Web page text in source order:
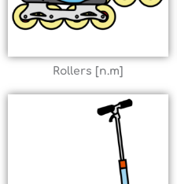
Rollers [n.m]